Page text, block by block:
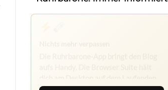
App, am Rechner mit der Browser